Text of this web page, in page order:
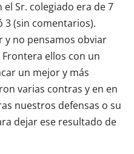
Sr. colegiado era de 7
3 (sin comentarios).
y no pensamos obviar
ellos con un
un mejor y más
varias contras y en en
nuestros defensas o su
dejar ese resultado de